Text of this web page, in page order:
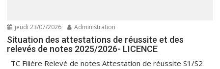
jeudi 23/07/2026 Administration
Situation des attestations de réussite et des
relevés de notes 2025/2026- LICENCE
TC Filière Relevé de notes Attestation de réussite S1/S2